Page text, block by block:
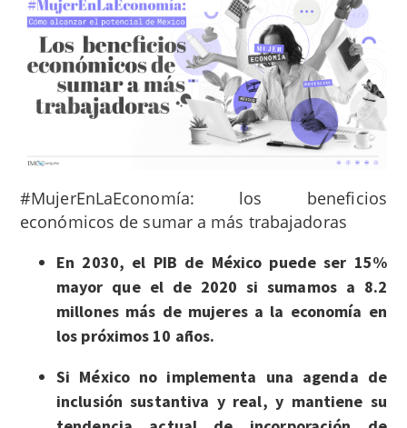
#MujerEnLaEconomía: los beneficios
económicos de sumar a más trabajadoras
En 2030, el PIB de México puede ser 15%
mayor que el de 2020 si sumamos a 8.2
millones más de mujeres a la economía en
los próximos 10 años.
Si México no implementa una agenda de
inclusión sustantiva y real, y mantiene su